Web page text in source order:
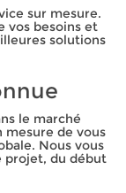
sur mesure.
vos besoins et
solutions
le marché
mesure de vous
Nous vous
projet, du début